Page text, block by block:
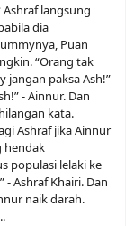
langsung
dia
Puan
“Orang tak
paksa Ash!”
- Ainnur. Dan
kata.
Ashraf jika Ainnur
hendak
populasi lelaki ke
- Ashraf Khairi. Dan
naik darah.